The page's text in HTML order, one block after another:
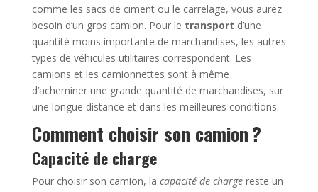
comme les sacs de ciment ou le carrelage, vous aurez
besoin d’un gros camion. Pour le transport d’une
quantité moins importante de marchandises, les autres
types de véhicules utilitaires correspondent. Les
camions et les camionnettes sont à même
d’acheminer une grande quantité de marchandises, sur
une longue distance et dans les meilleures conditions.
Comment choisir son camion ?
Capacité de charge
Pour choisir son camion, la capacité de chargereste un